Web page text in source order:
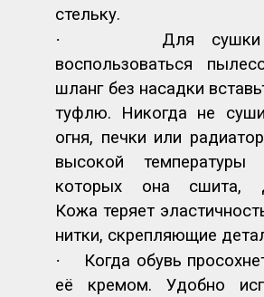
стельку.
·
Для
воспользоваться
шланг без насадки
туфлю. Никогда не
огня, печки или
высокой температуры
которых она сшита,
Кожа теряет
нитки, скрепляющие
·
Когда обувь
её кремом. Удобно